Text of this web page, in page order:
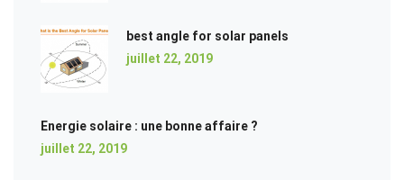
best angle for solar panels
juillet 22, 2019
Energie solaire : une bonne affaire ?
juillet 22, 2019